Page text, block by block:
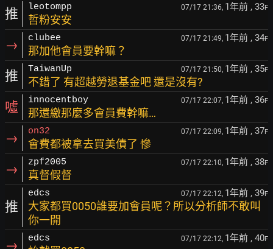
推 leotompp 07/17 21:36, 1年前 , 33F
哲粉安安
→ clubee 07/17 21:49, 1年前 , 34F
那加他會員要幹嘛？
推 TaiwanUp 07/17 21:50, 1年前 , 35F
不錯了 有超越勞退基金吧 還是沒有?
噓 innocentboy 07/17 22:07, 1年前 , 36F
那還繳那麼多會員費幹嘛…
→ on32 07/17 22:09, 1年前 , 37F
會費都被拿去買美債了 慘
→ zpf2005 07/17 22:10, 1年前 , 38F
真督假督
推
edcs 07/17 22:12, 1年前 , 39F
大家都買0050誰要加會員呢？所以分析師不敢叫
你一開
→ edcs 07/17 22:12, 1年前 , 40F